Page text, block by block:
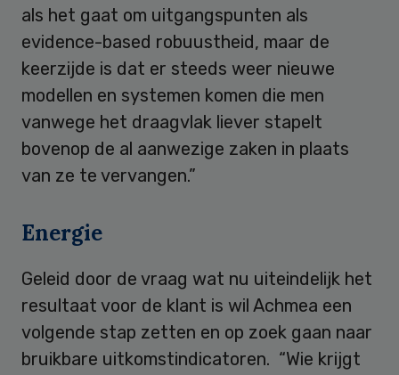
als het gaat om uitgangspunten als
evidence-based robuustheid, maar de
keerzijde is dat er steeds weer nieuwe
modellen en systemen komen die men
vanwege het draagvlak liever stapelt
bovenop de al aanwezige zaken in plaats
van ze te vervangen.”
Energie
Geleid door de vraag wat nu uiteindelijk het
resultaat voor de klant is wil Achmea een
volgende stap zetten en op zoek gaan naar
bruikbare uitkomstindicatoren. “Wie krijgt